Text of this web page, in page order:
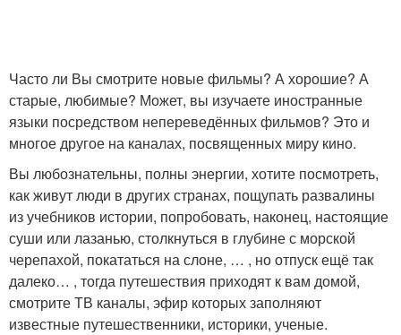
Часто ли Вы смотрите новые фильмы? А хорошие? А
старые, любимые? Может, вы изучаете иностранные
языки посредством непереведённых фильмов? Это и
многое другое на каналах, посвященных миру кино.
Вы любознательны, полны энергии, хотите посмотреть,
как живут люди в других странах, пощупать развалины
из учебников истории, попробовать, наконец, настоящие
суши или лазанью, столкнуться в глубине с морской
черепахой, покататься на слоне, … , но отпуск ещё так
далеко… , тогда путешествия приходят к вам домой,
смотрите ТВ каналы, эфир которых заполняют
известные путешественники, историки, ученые.